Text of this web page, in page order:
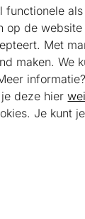
functionele
op de
Met
maken. We
je deze hier
Je kunt